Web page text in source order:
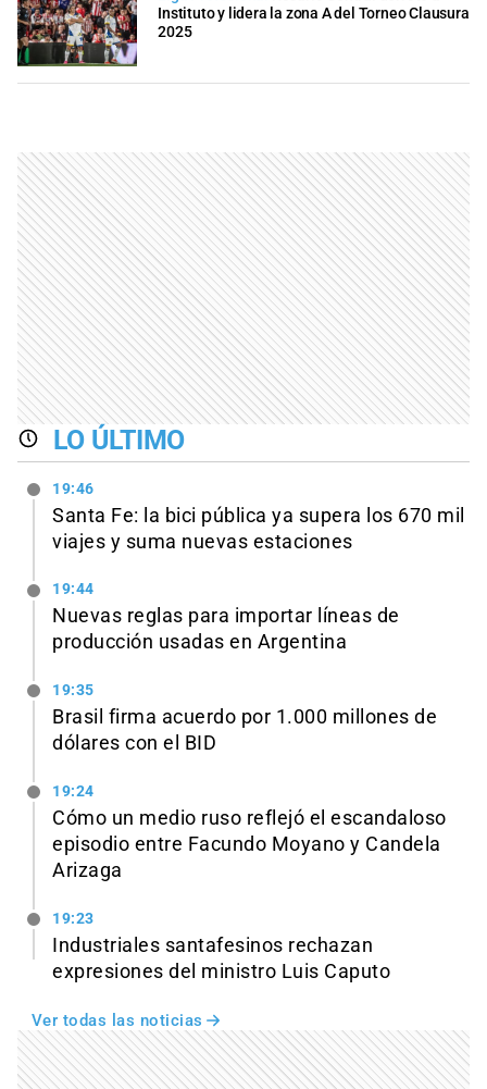
Instituto y lidera la zona A del Torneo Clausura
2025
LO ÚLTIMO
19:46
Santa Fe: la bici pública ya supera los 670 mil
viajes y suma nuevas estaciones
19:44
Nuevas reglas para importar líneas de
producción usadas en Argentina
19:35
Brasil firma acuerdo por 1.000 millones de
dólares con el BID
19:24
Cómo un medio ruso reflejó el escandaloso
episodio entre Facundo Moyano y Candela
Arizaga
19:23
Industriales santafesinos rechazan
expresiones del ministro Luis Caputo
Ver todas las noticias